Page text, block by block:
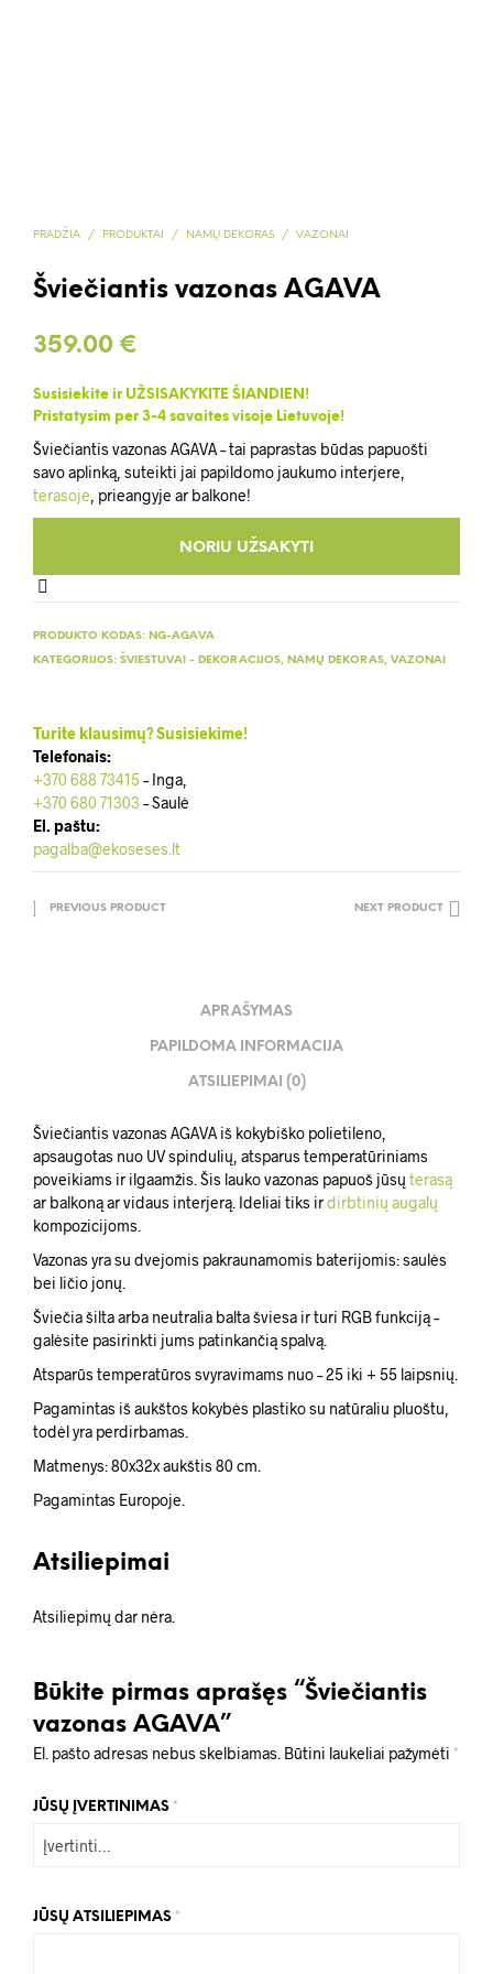
PRADŽIA / PRODUKTAI / NAMŲ DEKORAS / VAZONAI
Šviečiantis vazonas AGAVA
359.00 €
Susisiekite ir UŽSISAKYKITE ŠIANDIEN!
Pristatysim per 3-4 savaites visoje Lietuvoje!
Šviečiantis vazonas AGAVA – tai paprastas būdas papuošti
savo aplinką, suteikti jai papildomo jaukumo interjere,
terasoje, prieangyje ar balkone!
PRODUKTO KODAS: NG-AGAVA
KATEGORIJOS: ŠVIESTUVAI - DEKORACIJOS, NAMŲ DEKORAS, VAZONAI
Turite klausimų? Susisiekime!
Telefonais:
+370 688 73415– Inga,
+370 680 71303 – Saulė
El. paštu:
pagalba@ekoseses.lt
PREVIOUS PRODUCT NEXT PRODUCT
APRAŠYMAS
PAPILDOMA INFORMACIJA
ATSILIEPIMAI (0)
Šviečiantis vazonas AGAVA iš kokybiško polietileno,
apsaugotas nuo UV spindulių, atsparus temperatūriniams
poveikiams ir ilgaamžis. Šis lauko vazonas papuoš jūsų terasą
ar balkoną ar vidaus interjerą. Ideliai tiks irdirbtinių augalų
kompozicijoms.
Vazonas yra su dvejomis pakraunamomis baterijomis: saulės
bei ličio jonų.
Šviečia šilta arba neutralia balta šviesa ir turi RGB funkciją –
galėsite pasirinkti jums patinkančią spalvą.
Atsparūs temperatūros svyravimams nuo – 25 iki + 55 laipsnių.
Pagamintas iš aukštos kokybės plastiko su natūraliu pluoštu,
todėl yra perdirbamas.
Matmenys: 80x32x aukštis 80 cm.
Pagamintas Europoje.
Atsiliepimai
Atsiliepimų dar nėra.
Būkite pirmas aprašęs “Šviečiantis
vazonas AGAVA”
El. pašto adresas nebus skelbiamas. Būtini laukeliai pažymėti *
JŪSŲ ĮVERTINIMAS *
JŪSŲ ATSILIEPIMAS *